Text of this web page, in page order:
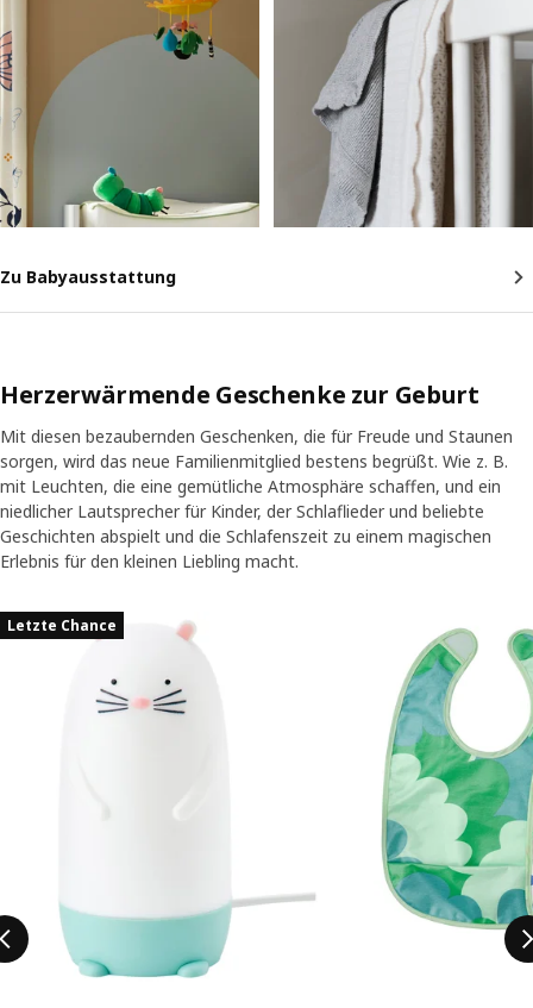
Zu Babyausstattung
Herzerwärmende Geschenke zur Geburt
Mit diesen bezaubernden Geschenken, die für Freude und Staunen
sorgen, wird das neue Familienmitglied bestens begrüßt. Wie z. B.
mit Leuchten, die eine gemütliche Atmosphäre schaffen, und ein
niedlicher Lautsprecher für Kinder, der Schlaflieder und beliebte
Geschichten abspielt und die Schlafenszeit zu einem magischen
Erlebnis für den kleinen Liebling macht.
Eintrag überspringen
Letzte Chance